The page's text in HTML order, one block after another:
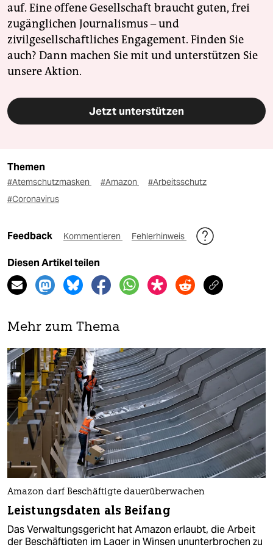
auf. Eine offene Gesellschaft braucht guten, frei
zugänglichen Journalismus – und
zivilgesellschaftliches Engagement. Finden Sie
auch? Dann machen Sie mit und unterstützen Sie
unsere Aktion.
Jetzt unterstützen
Themen
#Atemschutzmasken #Amazon
#Arbeitsschutz
#Coronavirus
Feedback Kommentieren Fehlerhinweis
Diesen Artikel teilen
Mehr zum Thema
Amazon darf Beschäftigte dauerüberwachen
Leistungsdaten als Beifang
Das Verwaltungsgericht hat Amazon erlaubt, die Arbeit
der Beschäftigten im Lager in Winsen ununterbrochen zu